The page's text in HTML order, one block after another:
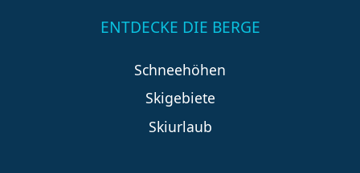
ENTDECKE DIE BERGE
Schneehöhen
Skigebiete
Skiurlaub